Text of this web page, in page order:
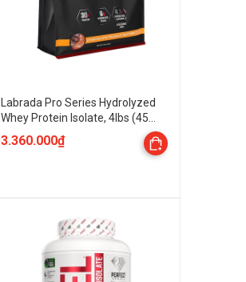
Labrada Pro Series Hydrolyzed
Whey Protein Isolate, 4lbs (45
Servings)
3.360.000₫